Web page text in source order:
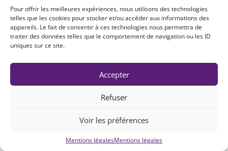
Pour offrir les meilleures expériences, nous utilisons des technologies
telles que les cookies pour stocker et/ou accéder aux informations des
appareils. Le fait de consentir à ces technologies nous permettra de
traiter des données telles que le comportement de navigation ou les ID
uniques sur ce site.
Accepter
Refuser
Voir les préférences
Mentions légalesMentions légales
Offre produits
Actualités
Contact
Accessibilité : non-conforme